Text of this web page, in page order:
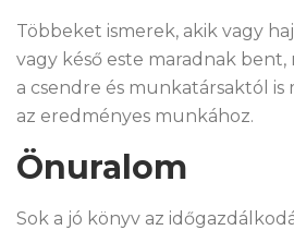
Többeket ismerek, akik vagy
vagy késő este maradnak
a csendre és munkatársaktól
az eredményes munkához.
Önuralom
Sok a jó könyv az